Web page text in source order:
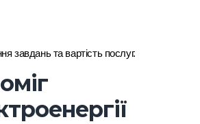
завдань та вартість послуг.